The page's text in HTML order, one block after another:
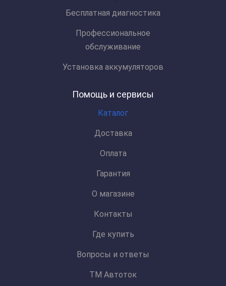
Бесплатная диагностика
Профессиональное
обслуживание
Установка аккумуляторов
Помощь и сервисы
Каталог
Доставка
Оплата
Гарантия
О магазине
Контакты
Где купить
Вопросы и ответы
ТМ Автоток